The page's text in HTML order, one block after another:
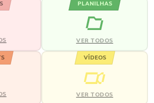
PLANILHAS
VER TODOS
VÍDEOS
VER TODOS